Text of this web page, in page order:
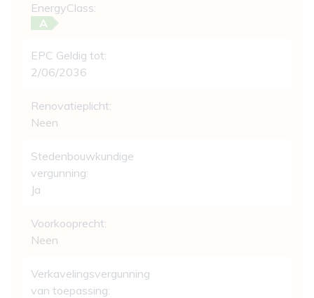
EnergyClass:
A
EPC Geldig tot:
2/06/2036
Renovatieplicht:
Neen
Stedenbouwkundige
vergunning:
Ja
Voorkooprecht:
Neen
Verkavelingsvergunning
van toepassing: